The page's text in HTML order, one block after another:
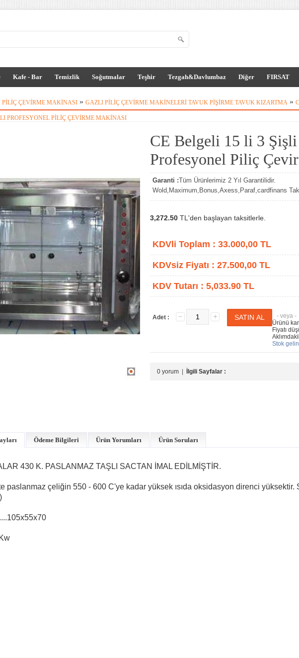
Kafe - Bar Temizlik Soğutmalar Teşhir Tezgah&Davlumbaz Diğer FIRSAT
PILIÇ ÇEVIRME MAKINASI » GAZLI PILIÇ ÇEVIRME MAKINELERI TAVUK PIŞIRME TAVUK KIZARTMA »
PROFESYONEL PILIÇ ÇEVIRME MAKINASI
CE Belgeli 15 li 3 Şişli
Profesyonel Piliç
Garanti :Tüm Ürünlerimiz 2 Yıl Garantilidir.
Wold,Maximum,Bonus,Axess,Paraf,cardfinans
3,272.50 TL'den başlayan taksitlerle.
KDVli Toplam : 33.000,00 TL
KDVsiz Fiyatı : 27.500,00 TL
KDV Tutarı : 5,033.90 TL
Adet :
- veya -
Ürünü
Fiyatı
Stok
0 yorum İlgili Sayfalar :
Ödeme Bilgileri Ürün Yorumları Ürün Soruları
430 K. PASLANMAZ TAŞLI SACTAN İMAL EDİLMİŞTİR.
paslanmaz çeliğin 550 - 600 C'ye kadar yüksek ısıda oksidasyon direnci yüksektir.